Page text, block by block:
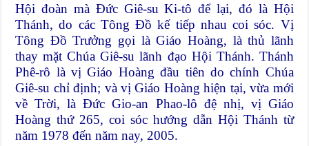
Hội đoàn mà Đức Giê-su Ki-tô để lại, đó là Hội
Thánh, do các Tông Đồ kế tiếp nhau coi sóc. Vị
Tông Đồ Trưởng gọi là Giáo Hoàng, là thủ lãnh
thay mặt Chúa Giê-su lãnh đạo Hội Thánh. Thánh
Phê-rô là vị Giáo Hoàng đầu tiên do chính Chúa
Giê-su chỉ định; và vị Giáo Hoàng hiện tại, vừa mới
về Trời, là Đức Gio-an Phao-lô đệ nhị, vị Giáo
Hoàng thứ 265, coi sóc hướng dẫn Hội Thánh từ
năm 1978 đến năm nay, 2005.